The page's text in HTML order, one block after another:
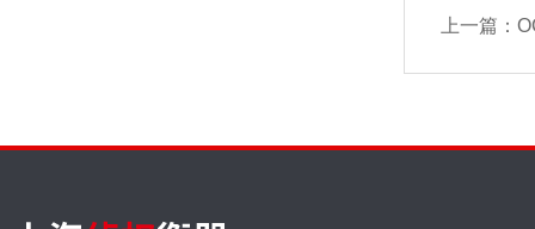
上一篇：